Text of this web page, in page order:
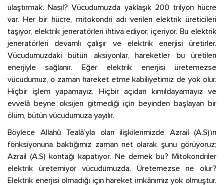
ulaştırmak. Nasıl? Vücudumuzda yaklaşık 200 trilyon hücre
var. Her bir hücre, mitokondri adı verilen elektrik üreticileri
taşıyor, elektrik jeneratörleri ihtiva ediyor, içeriyor. Bu elektrik
jeneratörleri devamlı çalışır ve elektrik enerjisi üretirler.
Vücudumuzdaki bütün aksiyonlar, hareketler bu üretilen
enerjiyle sağlanır. Eğer elektrik enerjisi üretemezse
vücudumuz, o zaman hareket etme kabiliyetimiz de yok olur.
Hiçbir işlem yapamayız. Hiçbir açıdan kımıldayamayız ve
evvelâ beyne oksijen gitmediği için beyinden başlayan bir
ölüm, bütün vücudumuza yayılır.
Böylece Allahû Tealâ’yla olan ilişkilerimizde Azrail (A.S)’ın
fonksiyonuna baktığımız zaman net olarak şunu görüyoruz;
Azrail (A.S) kontağı kapatıyor. Ne demek bu? Mitokondriler
elektrik üretemiyor vücudumuzda. Üretemezse ne olur?
Elektrik enerjisi olmadığı için hareket imkânımız yok olmuştur.